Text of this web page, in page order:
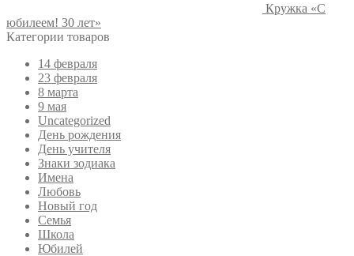
Кружка «С
юбилеем! 30 лет»
Категории товаров
14 февраля
23 февраля
8 марта
9 мая
Uncategorized
День рождения
День учителя
Знаки зодиака
Имена
Любовь
Новый год
Семья
Школа
Юбилей